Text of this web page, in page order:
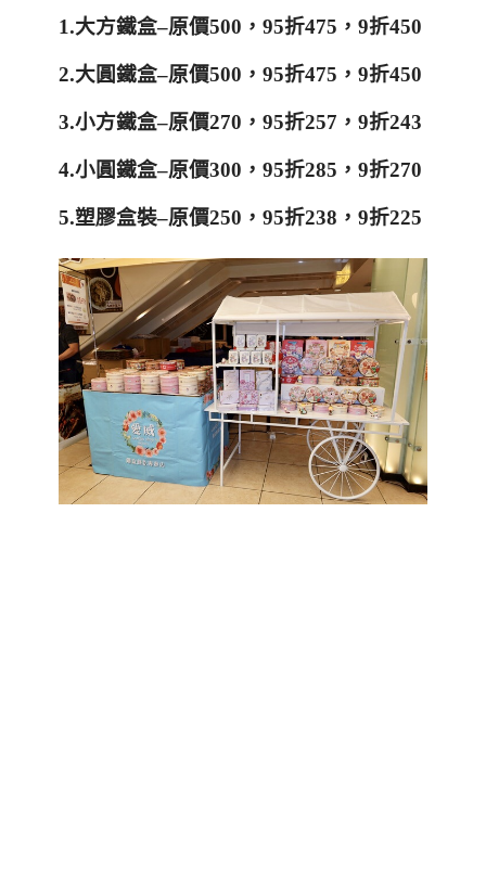
1.大方鐵盒–原價500 ， 95折475 ， 9折450
2.大圓鐵盒–原價500 ， 95折475 ， 9折450
3.小方鐵盒–原價270 ， 95折257 ， 9折243
4.小圓鐵盒–原價300 ， 95折285 ， 9折270
5.塑膠盒裝–原價250 ， 95折238 ， 9折225